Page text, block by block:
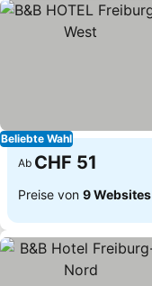
Beliebte Wahl
Ab CHF 51
Preise von 9 Websites